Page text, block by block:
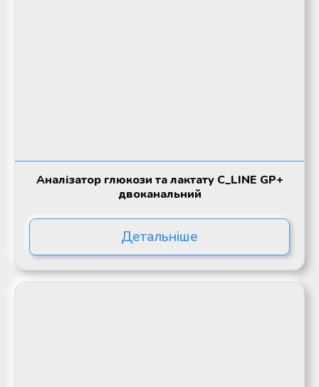
Аналізатор глюкози та лактату C_LINE GP+
двоканальний
Детальніше